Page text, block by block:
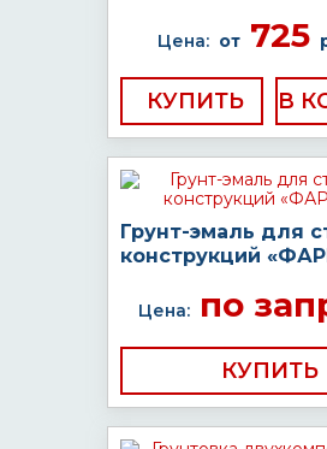
Цена: от 725
КУПИТЬ
Грунт-эмаль для
конструкций
Цена:по
КУПИТЬ